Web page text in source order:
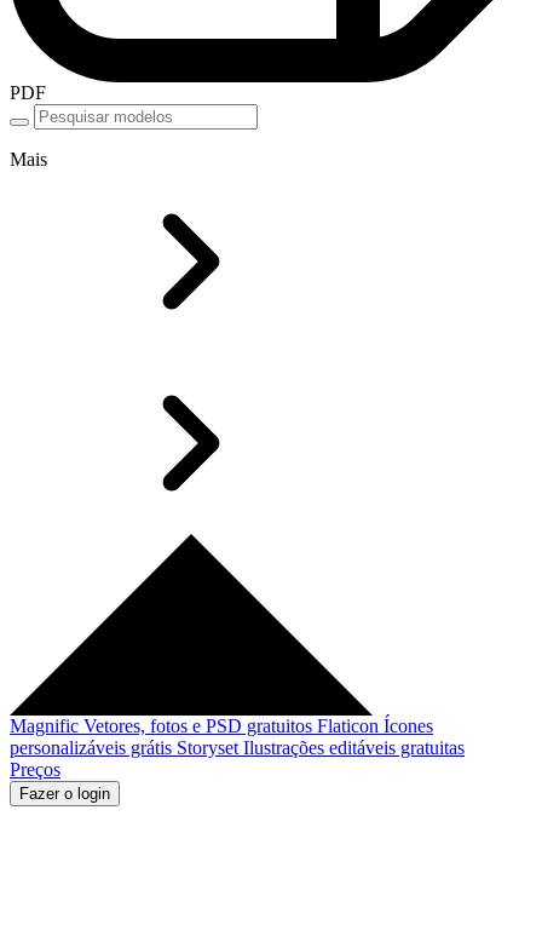
PDF
Mais
Magnific Vetores, fotos e PSD gratuitos Flaticon Ícones
personalizáveis grátis Storyset Ilustrações editáveis gratuitas
Preços
Fazer o login